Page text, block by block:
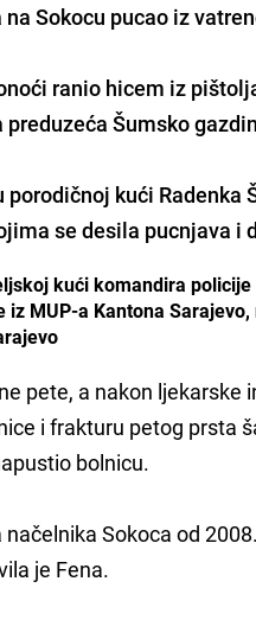
na Sokocu pucao iz
ranio hicem iz
Šumsko
porodičnoj kući
se desila pucnjava i
kući komandira
MUP-a Kantona
pete, a nakon ljekarske
i frakturu petog prsta
bolnicu.
Sokoca od
je Fena.